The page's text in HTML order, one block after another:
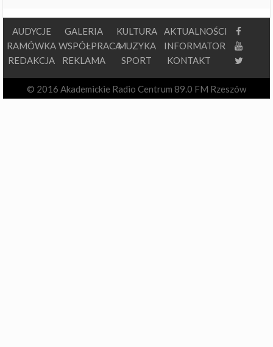
AUDYCJE
RAMÓWKA
REDAKCJA
GALERIA
WSPÓŁPRACA
REKLAMA
KULTURA
MUZYKA
SPORT
AKTUALNOŚCI
INFORMATOR
KONTAKT
© 2016 Akademickie Radio Centrum 89.0 FM Rzeszów